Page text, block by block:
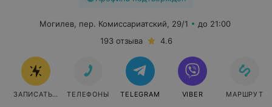
Могилев, пер. Комиссариатский, 29/1
до 21:00
193 отзыва
4.6
ЗАПИСАТЬСЯ ТЕЛЕФОНЫ TELEGRAM VIBER МАРШРУТ